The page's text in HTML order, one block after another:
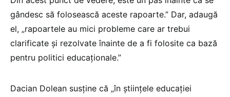
gândesc să folosească aceste rapoarte.” Dar, adaugă
el, „rapoartele au mici probleme care ar trebui
clarificate și rezolvate înainte de a fi folosite ca bază
pentru politici educaționale.”
Dacian Dolean susține că „în științele educației